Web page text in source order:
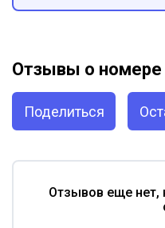
Отзывы о
Поделиться
Отзывов еще нет,